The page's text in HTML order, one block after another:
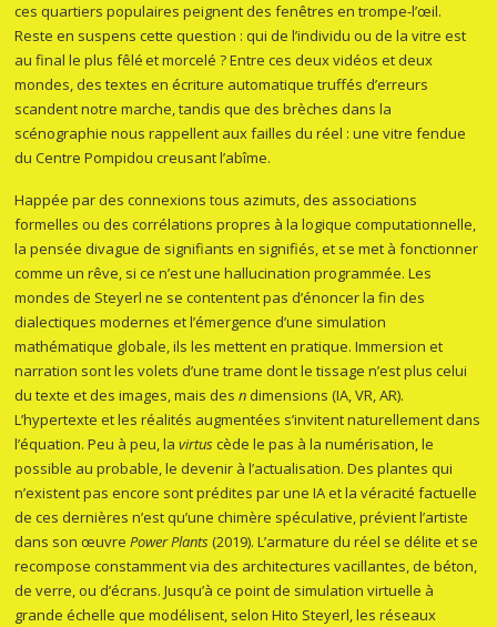
ces quartiers populaires peignent des fenêtres en trompe-l’œil.
Reste en suspens cette question : qui de l’individu ou de la vitre est
au final le plus fêlé et morcelé ? Entre ces deux vidéos et deux
mondes, des textes en écriture automatique truffés d’erreurs
scandent notre marche, tandis que des brèches dans la
scénographie nous rappellent aux failles du réel : une vitre fendue
du Centre Pompidou creusant l’abîme.
Happée par des connexions tous azimuts, des associations
formelles ou des corrélations propres à la logique computationnelle,
la pensée divague de signifiants en signifiés, et se met à fonctionner
comme un rêve, si ce n’est une hallucination programmée. Les
mondes de Steyerl ne se contentent pas d’énoncer la fin des
dialectiques modernes et l’émergence d’une simulation
mathématique globale, ils les mettent en pratique. Immersion et
narration sont les volets d’une trame dont le tissage n’est plus celui
du texte et des images, mais desn dimensions (IA, VR, AR).
L’hypertexte et les réalités augmentées s’invitent naturellement dans
l’équation. Peu à peu, lavirtus cède le pas à la numérisation, le
possible au probable, le devenir à l’actualisation. Des plantes qui
n’existent pas encore sont prédites par une IA et la véracité factuelle
de ces dernières n’est qu’une chimère spéculative, prévient l’artiste
dans son œuvrePower Plants (2019). L’armature du réel se délite et se
recompose constamment via des architectures vacillantes, de béton,
de verre, ou d’écrans. Jusqu’à ce point de simulation virtuelle à
grande échelle que modélisent, selon Hito Steyerl, les réseaux